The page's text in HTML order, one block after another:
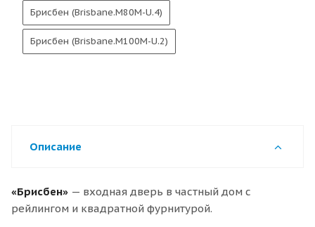
Брисбен (Brisbane.M80M-U.4)
Брисбен (Brisbane.M100M-U.2)
Описание
«Брисбен» — входная дверь в частный дом с
рейлингом и квадратной фурнитурой.